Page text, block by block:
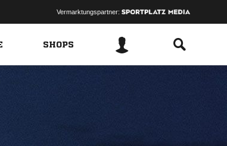
Vermarktungspartner:
SHOPS